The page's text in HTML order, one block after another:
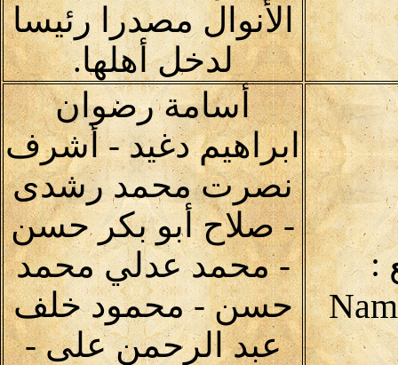
الأنوال مصدرا رئيسا
لدخل أهلها.
:
أسامة رضوان
ابراهيم دغيد - أشرف
نصرت محمد رشدى
- صلاح أبو بكر حسن
- محمد عدلي محمد
حسن - محمود خلف
عبد الرحمن على -